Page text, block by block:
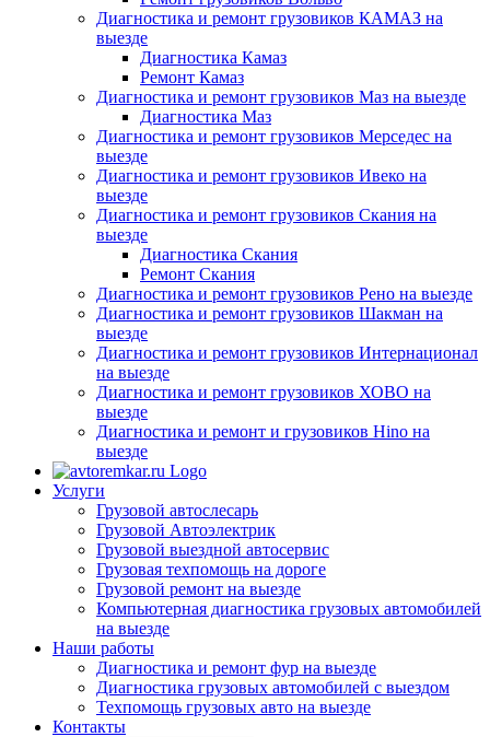
Диагностика и ремонт грузовиков КАМАЗ на
выезде
Диагностика Камаз
Ремонт Камаз
Диагностика и ремонт грузовиков Маз на выезде
Диагностика Маз
Диагностика и ремонт грузовиков Мерседес на
выезде
Диагностика и ремонт грузовиков Ивеко на
выезде
Диагностика и ремонт грузовиков Скания на
выезде
Диагностика Скания
Ремонт Скания
Диагностика и ремонт грузовиков Рено на выезде
Диагностика и ремонт грузовиков Шакман на
выезде
Диагностика и ремонт грузовиков Интернационал
на выезде
Диагностика и ремонт грузовиков ХОВО на
выезде
Диагностика и ремонт и грузовиков Hino на
выезде
Услуги
Грузовой автослесарь
Грузовой Автоэлектрик
Грузовой выездной автосервис
Грузовая техпомощь на дороге
Грузовой ремонт на выезде
Компьютерная диагностика грузовых автомобилей
на выезде
Наши работы
Диагностика и ремонт фур на выезде
Диагностика грузовых автомобилей с выездом
Техпомощь грузовых авто на выезде
Контакты